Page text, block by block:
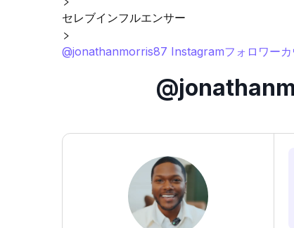
セレブインフルエンサー
@jonathanmorris87 Instagramフォロワーカ